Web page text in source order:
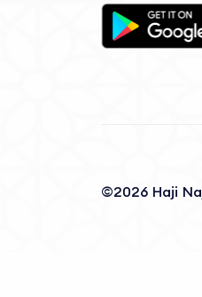
©2026 Haji